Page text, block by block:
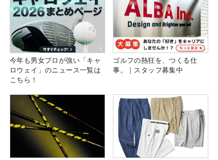
今年も男女プロが強い「キャ
ロウェイ」のニュース一覧は
こちら！
ゴルフの熱狂を、つくる仕
事。｜スタッフ募集中